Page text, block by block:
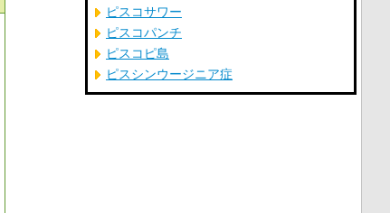
ピスコサワー
ピスコパンチ
ピスコピ島
ピスシンウージニア症